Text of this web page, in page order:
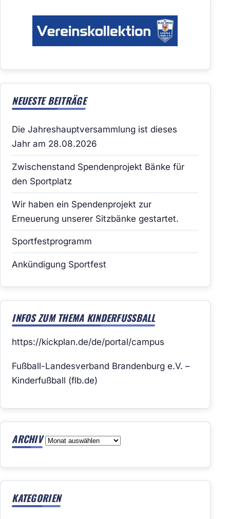
NEUESTE BEITRÄGE
Die Jahreshauptversammlung ist dieses
Jahr am 28.08.2026
Zwischenstand Spendenprojekt Bänke für
den Sportplatz
Wir haben ein Spendenprojekt zur
Erneuerung unserer Sitzbänke gestartet.
Sportfestprogramm
Ankündigung Sportfest
INFOS ZUM THEMA KINDERFUSSBALL
https://kickplan.de/de/portal/campus
Fußball-Landesverband Brandenburg e.V. –
Kinderfußball (flb.de)
ARCHIV Archiv
KATEGORIEN